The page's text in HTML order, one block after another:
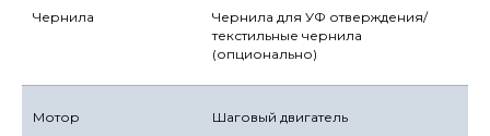
Чернила
Чернила для УФ отверждения/
текстильные чернила
(опционально)
Мотор Шаговый двигатель